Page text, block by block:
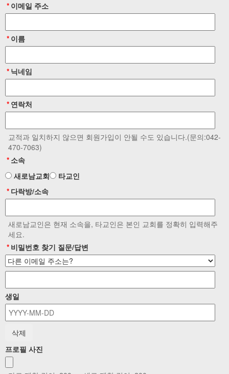
* 이메일 주소
* 이름
* 닉네임
* 연락처
교적과 일치하지 않으면 회원가입이 안될 수도 있습니다.(문의:042-
470-7063)
* 소속
새로남교회
타교인
* 다락방/소속
새로남교인은 현재 소속을, 타교인은 본인 교회를 정확히 입력해주
세요.
* 비밀번호 찾기 질문/답변
생일
프로필 사진